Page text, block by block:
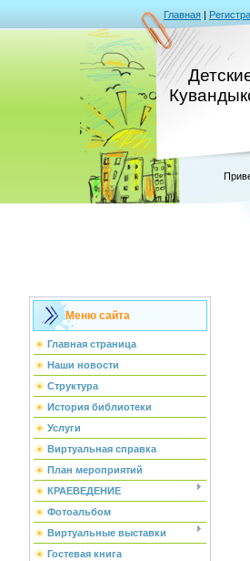
Главная |
Меню сайта
Главная страница
Наши новости
Структура
История библиотеки
Услуги
Виртуальная справка
План мероприятий
КРАЕВЕДЕНИЕ
Фотоальбом
Виртуальные выставки
Гостевая книга